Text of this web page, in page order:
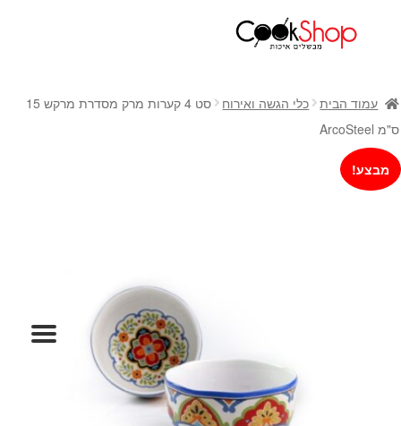
חנות
כלי בישול
סירים
מחבתות
כלי הגשה ואירוח
המותגים שלנו
עמוד הבית כלי הגשה ואירוח
סט 4 קערות מרק מסדרת מרקש 15
ס"מ ArcoSteel
מבצע!